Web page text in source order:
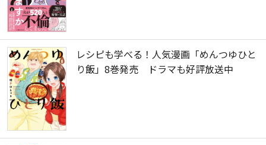
レシピも学べる！人気漫画「めんつゆひと
り飯」8巻発売 ドラマも好評放送中